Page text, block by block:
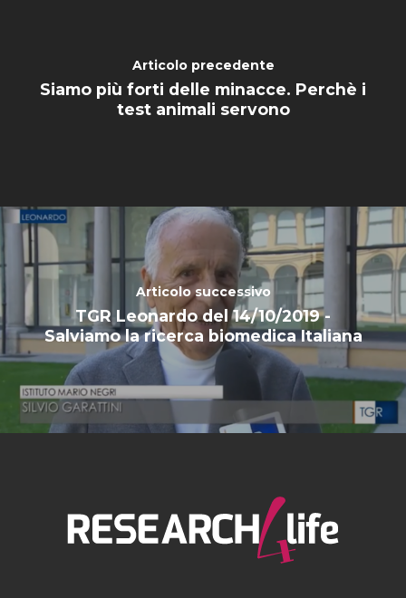
Articolo precedente
Siamo più forti delle minacce. Perchè i
test animali servono
Articolo successivo
TGR Leonardo del 14/10/2019 -
Salviamo la ricerca biomedica Italiana